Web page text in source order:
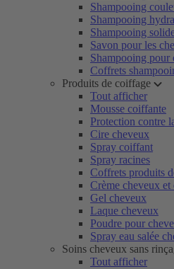
Shampooing
Shampooing
Shampooing
Savon pour les
Shampooing pour
Coffrets
Produits de coiffage
Tout afficher
Mousse coiffante
Protection contre
Cire cheveux
Spray coiffant
Spray racines
Coffrets produits
Crème cheveux
Gel cheveux
Laque cheveux
Poudre pour
Spray eau salée
Soins cheveux sans
Tout afficher